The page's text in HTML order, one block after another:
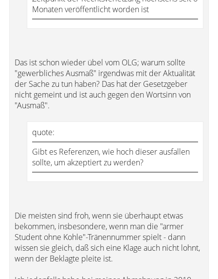
Monaten veröffentlicht worden ist
Das ist schon wieder übel vom OLG; warum sollte
"gewerbliches Ausmaß" irgendwas mit der Aktualität
der Sache zu tun haben? Das hat der Gesetzgeber
nicht gemeint und ist auch gegen den Wortsinn von
"Ausmaß".
quote:
Gibt es Referenzen, wie hoch dieser ausfallen
sollte, um akzeptiert zu werden?
Die meisten sind froh, wenn sie überhaupt etwas
bekommen, insbesondere, wenn man die "armer
Student ohne Kohle"-Tränennummer spielt - dann
wissen sie gleich, daß sich eine Klage auch nicht lohnt,
wenn der Beklagte pleite ist.